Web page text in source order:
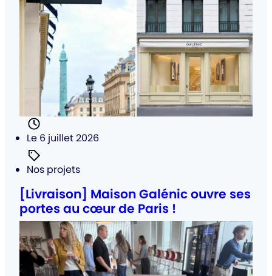
Posté
Le 6 juillet 2026
Catégorie
Nos projets
[Livraison] Maison Galénic ouvre ses
portes au cœur de Paris !